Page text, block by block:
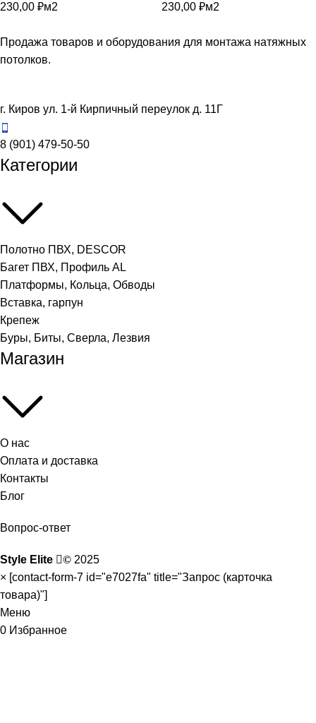
230,00 ₽м2 230,00 ₽м2
Продажа товаров и оборудования для монтажа натяжных
потолков.
г. Киров ул. 1-й Кирпичный переулок д. 11Г
8 (901) 479-50-50
Категории
Полотно ПВХ, DESCOR
Багет ПВХ, Профиль AL
Платформы, Кольца, Обводы
Вставка, гарпун
Крепеж
Буры, Биты, Сверла, Лезвия
Магазин
О нас
Оплата и доставка
Контакты
Блог
Вопрос-ответ
Style Elite © 2025
× [contact-form-7 id="e7027fa" title="Запрос (карточка
товара)"]
Меню
0 Избранное